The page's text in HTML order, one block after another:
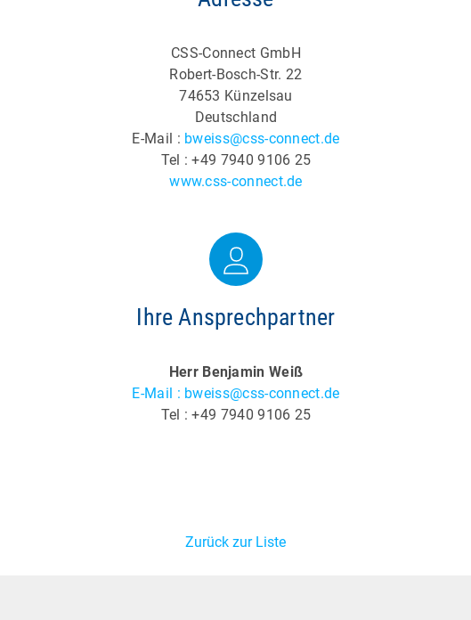
CSS-Connect GmbH
Robert-Bosch-Str. 22
74653 Künzelsau
Deutschland
E-Mail : bweiss@css-connect.de
Tel : +49 7940 9106 25
www.css-connect.de
Ihre Ansprechpartner
Herr Benjamin Weiß
E-Mail : bweiss@css-connect.de
Tel : +49 7940 9106 25
Zurück zur Liste